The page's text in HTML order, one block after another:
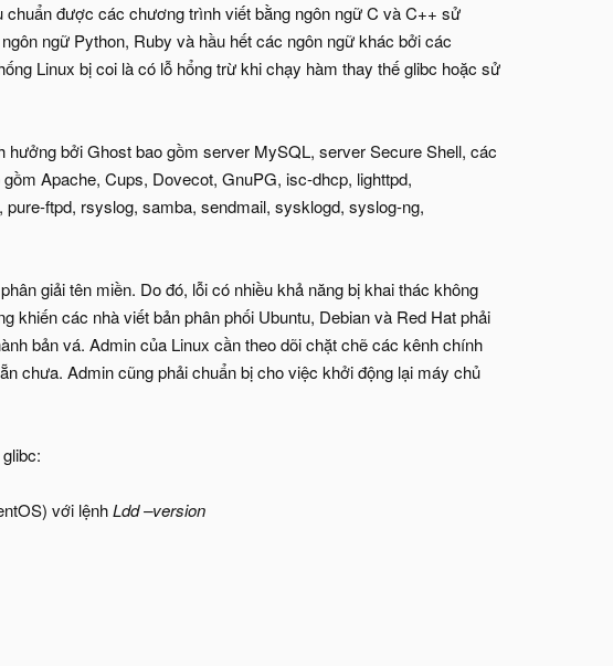
được các chương trình viết bằng ngôn ngữ C và C++ sử
ngữ Python, Ruby và hầu hết các ngôn ngữ khác bởi các
Linux bị coi là có lỗ hổng trừ khi chạy hàm thay thế glibc hoặc sử
bởi Ghost bao gồm server MySQL, server Secure Shell, các
Apache, Cups, Dovecot, GnuPG, isc-dhcp, lighttpd,
ftpd, rsyslog, samba, sendmail, sysklogd, syslog-ng,
giải tên miền. Do đó, lỗi có nhiều khả năng bị khai thác không
khiến các nhà viết bản phân phối Ubuntu, Debian và Red Hat phải
bản vá. Admin của Linux cần theo dõi chặt chẽ các kênh chính
chưa. Admin cũng phải chuẩn bị cho việc khởi động lại máy chủ
với lệnhLdd –version